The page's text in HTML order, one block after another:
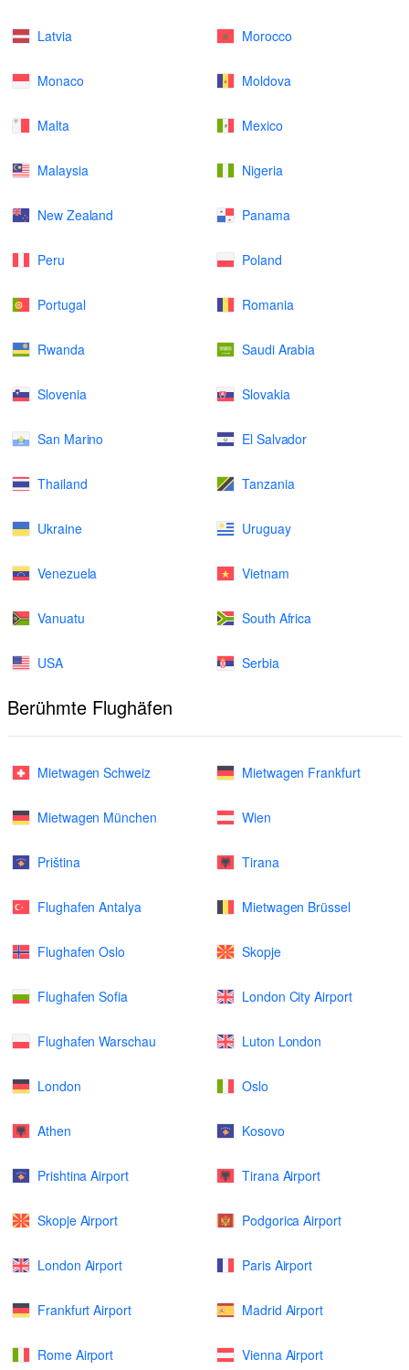
Latvia Morocco
Monaco Moldova
Malta Mexico
Malaysia Nigeria
New Zealand Panama
Peru Poland
Portugal Romania
Rwanda Saudi Arabia
Slovenia Slovakia
San Marino El Salvador
Thailand Tanzania
Ukraine Uruguay
Venezuela Vietnam
Vanuatu South Africa
USA Serbia
Berühmte Flughäfen
Mietwagen Schweiz Mietwagen Frankfurt
Mietwagen München Wien
Priština Tirana
Flughafen Antalya Mietwagen Brüssel
Flughafen Oslo Skopje
Flughafen Sofia London City Airport
Flughafen Warschau Luton London
London Oslo
Athen Kosovo
Prishtina Airport Tirana Airport
Skopje Airport Podgorica Airport
London Airport Paris Airport
Frankfurt Airport Madrid Airport
Rome Airport Vienna Airport